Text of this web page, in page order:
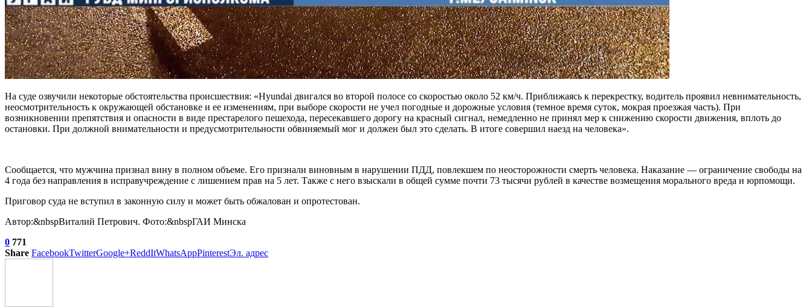
На суде озвучили некоторые обстоятельства происшествия: «Hyundai двигался во второй полосе со скоростью около 52 км/ч. Приближаясь к перекрестку, водитель проявил невнимательность,
неосмотрительность к окружающей обстановке и ее изменениям, при выборе скорости не учел погодные и дорожные условия (темное время суток, мокрая проезжая часть). При
возникновении препятствия и опасности в виде престарелого пешехода, пересекавшего дорогу на красный сигнал, немедленно не принял мер к снижению скорости движения, вплоть до
остановки. При должной внимательности и предусмотрительности обвиняемый мог и должен был это сделать. В итоге совершил наезд на человека».
Сообщается, что мужчина признал вину в полном объеме. Его признали виновным в нарушении ПДД, повлекшем по неосторожности смерть человека. Наказание — ограничение свободы на
4 года без направления в исправучреждение с лишением прав на 5 лет. Также с него взыскали в общей сумме почти 73 тысячи рублей в качестве возмещения морального вреда и юрпомощи.
Приговор суда не вступил в законную силу и может быть обжалован и опротестован.
Автор:&nbspВиталий Петрович. Фото:&nbspГАИ Минска
0 771
Share FacebookTwitterGoogle+ReddItWhatsAppPinterestЭл. адрес